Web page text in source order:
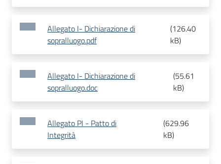
Allegato I- Dichiarazione di
sopralluogo.pdf
(126.40
kB)
Allegato I- Dichiarazione di
sopralluogo.doc
(55.61
kB)
Allegato PI - Patto di
Integrità
(629.96
kB)